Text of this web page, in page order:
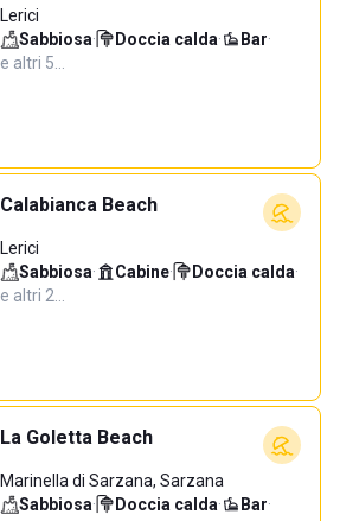
Lerici
Sabbiosa· Doccia calda· Bar·
e altri 5…
Calabianca Beach
Lerici
Sabbiosa· Cabine· Doccia calda·
e altri 2…
La Goletta Beach
Marinella di Sarzana, Sarzana
Sabbiosa· Doccia calda· Bar·